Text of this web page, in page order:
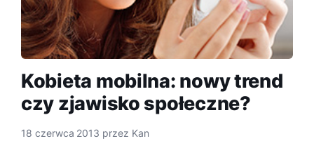
Kobieta mobilna: nowy trend
czy zjawisko społeczne?
18 czerwca 2013 przez Kan